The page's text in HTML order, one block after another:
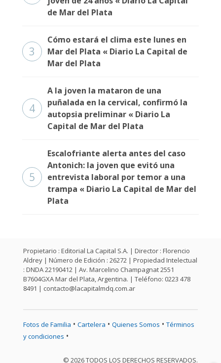
de Mar del Plata
3
Cómo estará el clima este lunes en
Mar del Plata « Diario La Capital de
Mar del Plata
4
A la joven la mataron de una
puñalada en la cervical, confirmó la
autopsia preliminar « Diario La
Capital de Mar del Plata
5
Escalofriante alerta antes del caso
Antonich: la joven que evitó una
entrevista laboral por temor a una
trampa « Diario La Capital de Mar del
Plata
Propietario : Editorial La Capital S.A. | Director : Florencio
Aldrey | Número de Edición : 26272 | Propiedad Intelectual
: DNDA 22190412 | Av. Marcelino Champagnat 2551
B7604GXA Mar del Plata, Argentina. | Teléfono: 0223 478
8491 | contacto@lacapitalmdq.com.ar
Fotos de Familia • Cartelera • Quienes Somos • Términos
y condiciones •
© 2026 TODOS LOS DERECHOS RESERVADOS.